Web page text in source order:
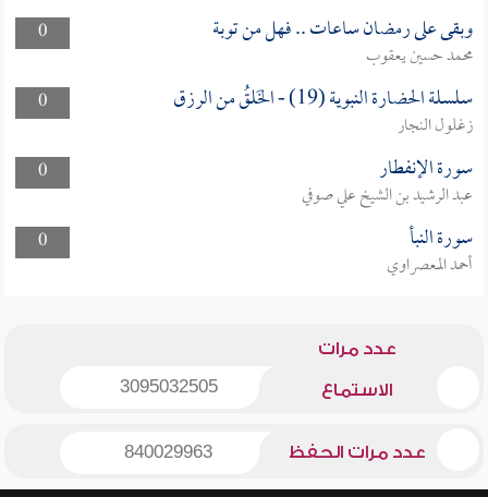
0 وبقى على رمضان ساعات .. فهل من توبة
محمد حسين يعقوب
0
سلسلة الحضارة النبوية (19) - الخَلقُ من الرزق
زغلول النجار
0
سورة الإنفطار
عبد الرشيد بن الشيخ علي صوفي
0
سورة النبأ
أحمد المعصراوي
عدد مرات
الاستماع 3095032505
عدد مرات الحفظ 840029963